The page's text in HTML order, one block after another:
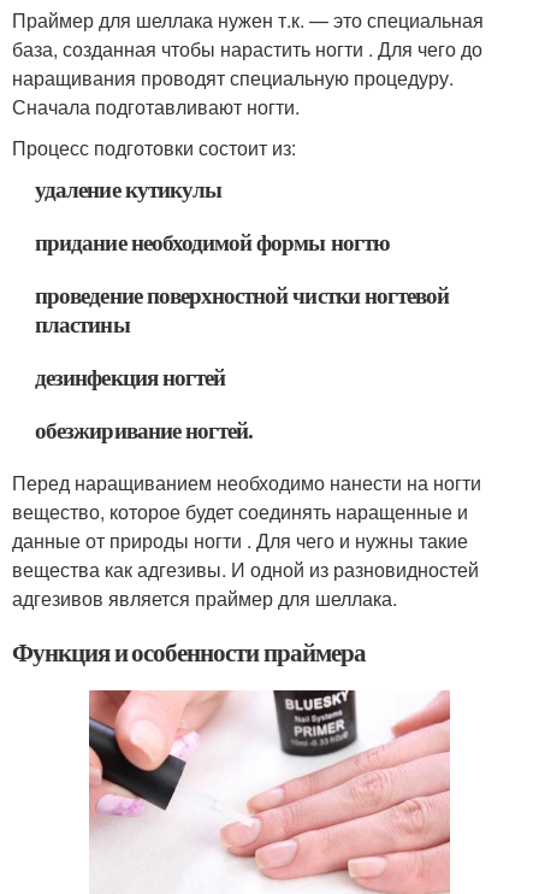
Праймер для шеллака нужен т.к. — это специальная
база, созданная чтобы нарастить ногти . Для чего до
наращивания проводят специальную процедуру.
Сначала подготавливают ногти.
Процесс подготовки состоит из:
удаление кутикулы
придание необходимой формы ногтю
проведение поверхностной чистки ногтевой
пластины
дезинфекция ногтей
обезжиривание ногтей.
Перед наращиванием необходимо нанести на ногти
вещество, которое будет соединять наращенные и
данные от природы ногти . Для чего и нужны такие
вещества как адгезивы. И одной из разновидностей
адгезивов является праймер для шеллака.
Функция и особенности праймера